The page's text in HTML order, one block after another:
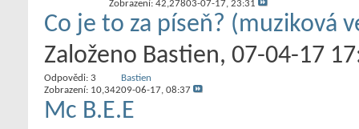
Zobrazení: 42,27803-07-17, 23:31
Co je to za píseň? (muziková
Založeno Bastien‎, 07-04-17
Odpovědi: 3
Zobrazení: 10,342
Bastien
09-06-17, 08:37
Mc B.E.E